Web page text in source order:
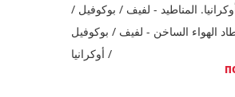
المناطيد - لفيف / بوكوفيل /
الهواء الساخن - لفيف / بوكوفيل
/ أوكرانيا